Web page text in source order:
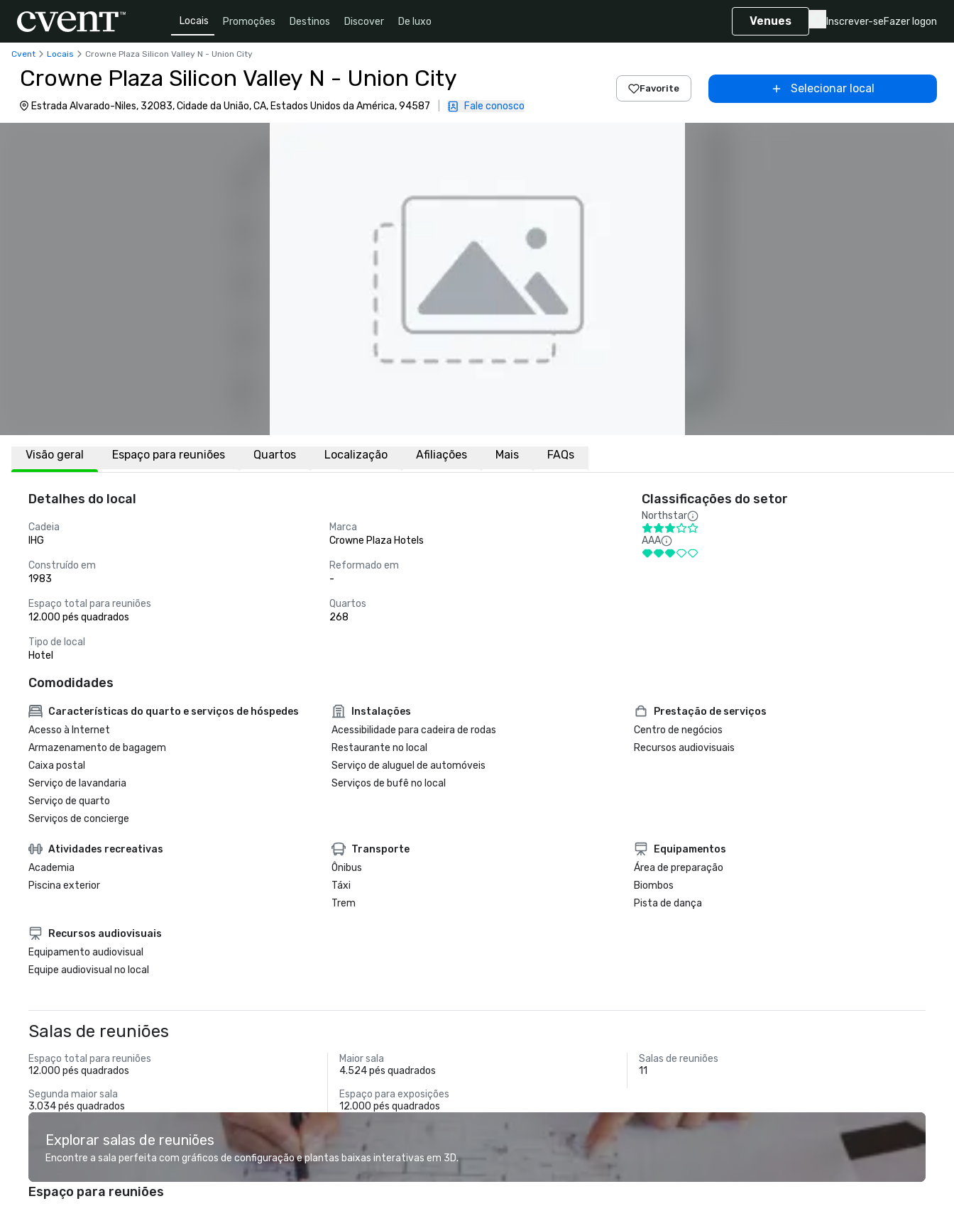
Locais Promoções Destinos Discover De luxo Venues Inscrever-seFazer logon
Cvent Locais Crowne Plaza Silicon Valley N - Union City
Crowne Plaza Silicon Valley N - Union City
Estrada Alvarado-Niles, 32083, Cidade da União, CA, Estados Unidos da América, 94587 Fale conosco
Favorite Selecionar local
Visão geral Espaço para reuniões Quartos Localização Afiliações Mais FAQs
Detalhes do local
Cadeia
IHG
Marca
Crowne Plaza Hotels
Construído em
1983
Reformado em
-
Espaço total para reuniões
12.000 pés quadrados
Quartos
268
Tipo de local
Hotel
Classificações do setor
Northstar
AAA
Comodidades
Características do quarto e serviços de hóspedes
Acesso à Internet
Armazenamento de bagagem
Caixa postal
Serviço de lavandaria
Serviço de quarto
Serviços de concierge
Instalações
Acessibilidade para cadeira de rodas
Restaurante no local
Serviço de aluguel de automóveis
Serviços de bufê no local
Prestação de serviços
Centro de negócios
Recursos audiovisuais
Atividades recreativas
Academia
Piscina exterior
Transporte
Ônibus
Táxi
Trem
Equipamentos
Área de preparação
Biombos
Pista de dança
Recursos audiovisuais
Equipamento audiovisual
Equipe audiovisual no local
Salas de reuniões
Espaço total para reuniões
12.000 pés quadrados
Maior sala
4.524 pés quadrados
Salas de reuniões
11
Segunda maior sala
3.034 pés quadrados
Espaço para exposições
12.000 pés quadrados
Explorar salas de reuniões
Encontre a sala perfeita com gráficos de configuração e plantas baixas interativas em 3D.
Espaço para reuniões